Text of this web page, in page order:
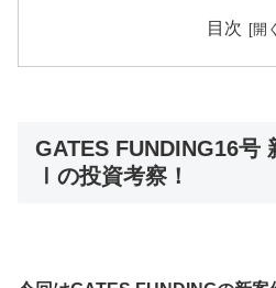
目次
GATES FUNDING16号
Ⅰの投資考察！